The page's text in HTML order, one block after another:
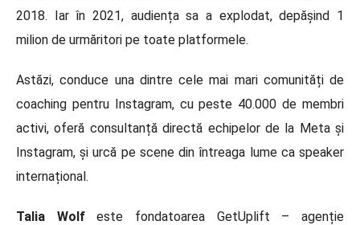
2018. Iar în 2021, audiența sa a explodat, depășind 1
milion de urmăritori pe toate platformele.
Astăzi, conduce una dintre cele mai mari comunități de
coaching pentru Instagram, cu peste 40.000 de membri
activi, oferă consultanță directă echipelor de la Meta și
Instagram, și urcă pe scene din întreaga lume ca speaker
internațional.
Talia Wolfeste fondatoarea GetUplift – agenție